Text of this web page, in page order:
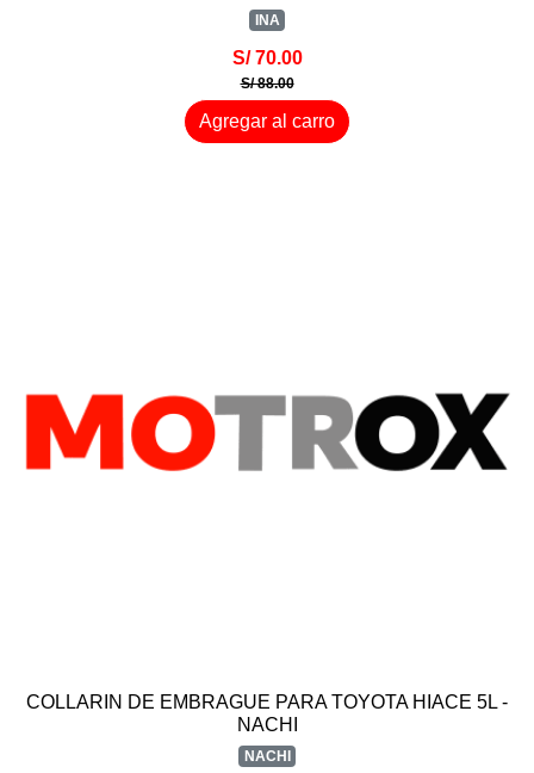
INA
S/ 70.00
S/ 88.00
Agregar al carro
COLLARIN DE EMBRAGUE PARA TOYOTA HIACE 5L -
NACHI
NACHI